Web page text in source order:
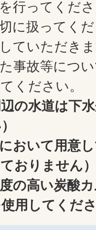
行ってくだ
に扱ってく
ていただき
事故等につ
ください。
の水道は下
おいて用意
おりません
の高い炭酸
用してくだ